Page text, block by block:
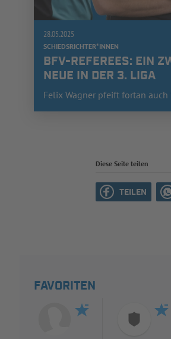
28.05.2025
SCHIEDSRICHTER*INNEN
BFV-REFEREES: EIN
NEUE IN DER 3. LIGA
Felix Wagner pfeift fortan
Diese Seite teilen
TEILEN
FAVORITEN